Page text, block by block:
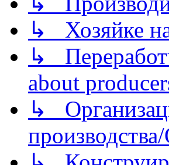
↳ Хозяйке
↳
about
↳